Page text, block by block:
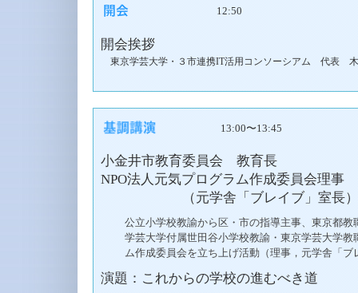
12:50
開会挨拶
東京学芸大学・３市連携IT活用コンソーシアム 代表
13:00〜13:45
小金井市教育委員会 教育長
NPO法人元気プログラム作成委員会理事
（元学舎「ブレイブ」室長
公立小学校教諭から区・市の指導主事、東京都
学芸大学付属世田谷小学校教諭・東京学芸大学
ム作成委員会を立ち上げ活動（理事，元学舎「
演題：これからの学校の進むべき道